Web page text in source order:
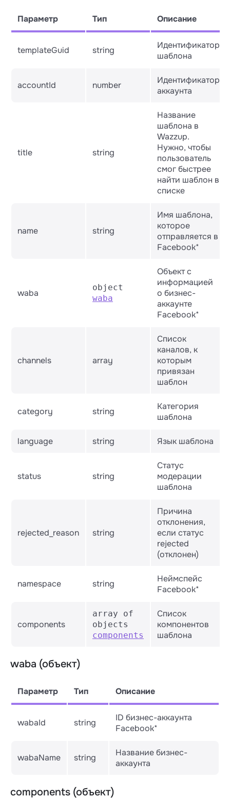
Параметр Тип Описание
templateGuid string
Идентификатор
шаблона
accountId number
Идентификатор
аккаунта
title string
Название
шаблона в
Wazzup.
Нужно, чтобы
пользователь
смог быстрее
найти шаблон в
списке
name string
Имя шаблона,
которое
отправляется в
Facebook*
waba
object
waba
Объект с
информацией
о бизнес-
аккаунте
Facebook*
channels array
Список
каналов, к
которым
привязан
шаблон
category string
Категория
шаблона
language string Язык шаблона
status string
Статус
модерации
шаблона
rejected_reason string
Причина
отклонения,
если статус
rejected
(отклонен)
namespace string
Неймспейс
Facebook*
components
array of
objects
components
Список
компонентов
шаблона
waba (объект)
Параметр Тип Описание
wabaId string
ID бизнес-аккаунта
Facebook*
wabaName string
Название бизнес-
аккаунта
components (объект)